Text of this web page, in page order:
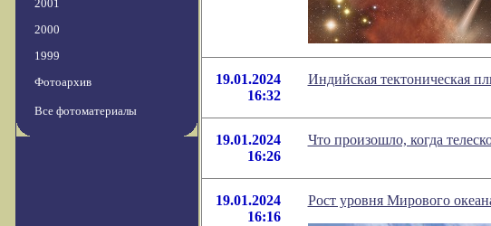
2001
2000
1999
Фотоархив
Все фотоматериалы
19.01.2024
16:32
Индийская тектоническая
19.01.2024
16:26
Что произошло, когда
19.01.2024
16:16
Рост уровня Мирового